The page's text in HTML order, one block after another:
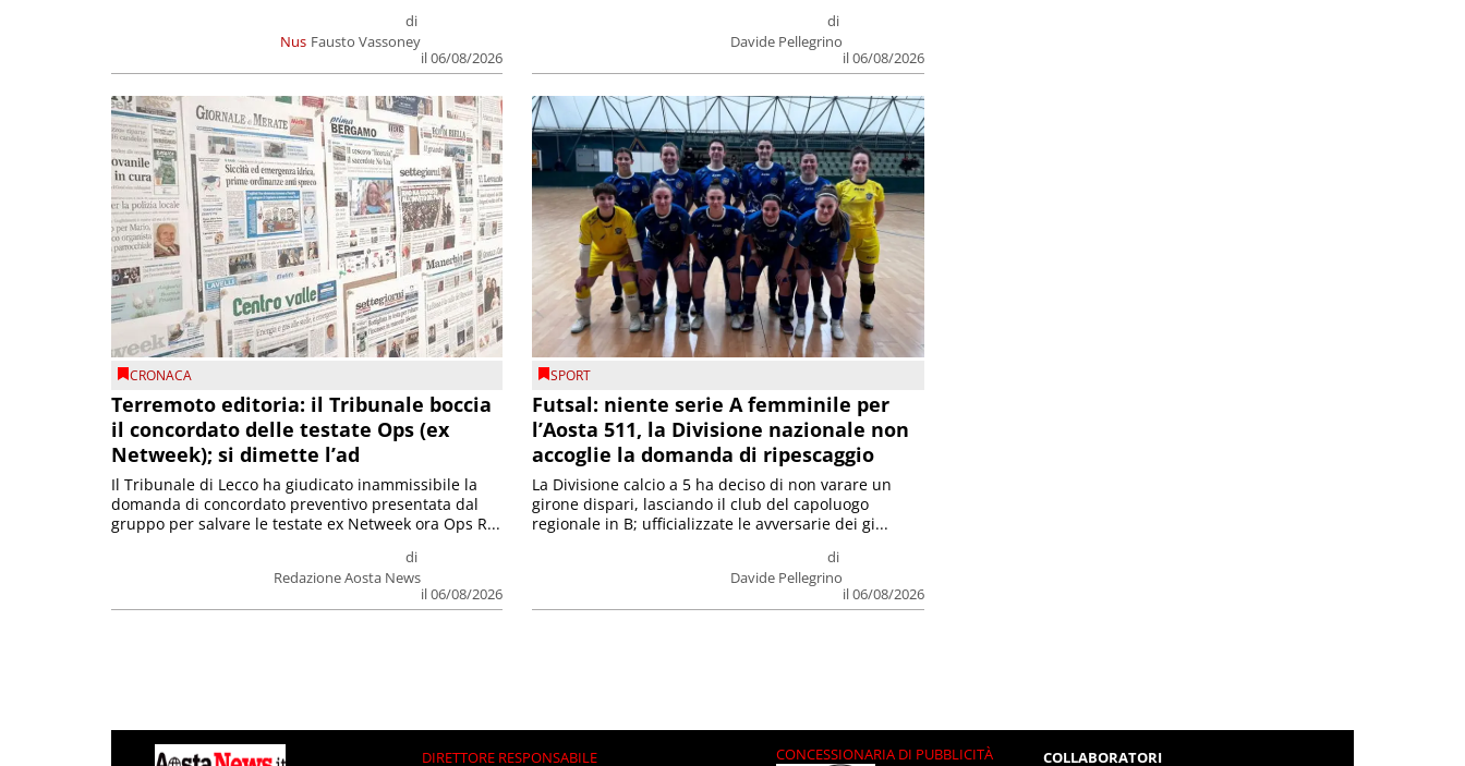
Nus
di
Fausto Vassoney
il 06/08/2026
di
Davide Pellegrino
il 06/08/2026
CRONACA
Terremoto editoria: il Tribunale boccia
il concordato delle testate Ops (ex
Netweek); si dimette l’ad
di
Redazione Aosta News
il 06/08/2026
Il Tribunale di Lecco ha giudicato inammissibile la
domanda di concordato preventivo presentata dal
gruppo per salvare le testate ex Netweek ora Ops R...
SPORT
Futsal: niente serie A femminile per
l’Aosta 511, la Divisione nazionale non
accoglie la domanda di ripescaggio
di
Davide Pellegrino
il 06/08/2026
La Divisione calcio a 5 ha deciso di non varare un
girone dispari, lasciando il club del capoluogo
regionale in B; ufficializzate le avversarie dei gi...
DIRETTORE RESPONSABILE CONCESSIONARIA DI PUBBLICITÀ COLLABORATORI